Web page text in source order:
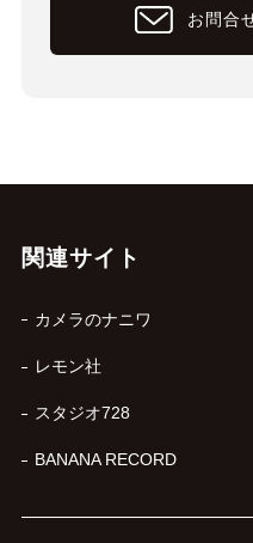
お問合
関連サイト
カメラのナニワ
レモン社
スタジオ728
BANANA RECORD